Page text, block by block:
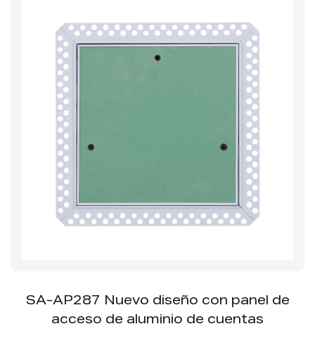
SA-AP287 Nuevo diseño con panel de
acceso de aluminio de cuentas